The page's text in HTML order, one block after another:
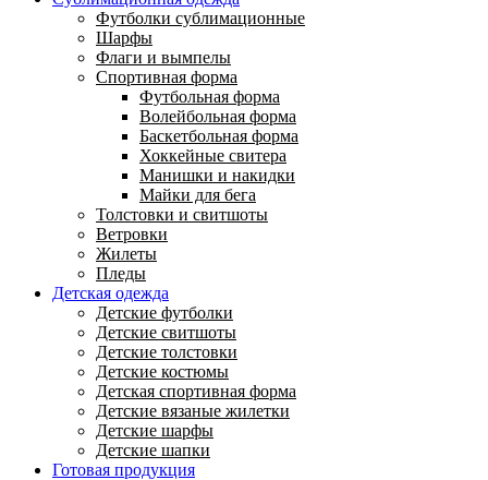
Футболки сублимационные
Шарфы
Флаги и вымпелы
Спортивная форма
Футбольная форма
Волейбольная форма
Баскетбольная форма
Хоккейные свитера
Манишки и накидки
Майки для бега
Толстовки и свитшоты
Ветровки
Жилеты
Пледы
Детская одежда
Детские футболки
Детские свитшоты
Детские толстовки
Детские костюмы
Детская спортивная форма
Детские вязаные жилетки
Детские шарфы
Детские шапки
Готовая продукция